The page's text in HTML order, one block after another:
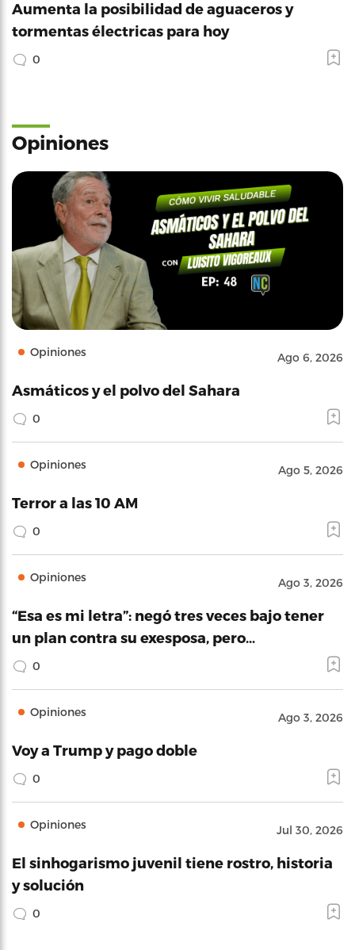
Aumenta la posibilidad de aguaceros y
tormentas électricas para hoy
0
Opiniones
Opiniones Ago 6, 2026
Asmáticos y el polvo del Sahara
0
Opiniones Ago 5, 2026
Terror a las 10 AM
0
Opiniones Ago 3, 2026
“Esa es mi letra”: negó tres veces bajo tener
un plan contra su exesposa, pero…
0
Opiniones Ago 3, 2026
Voy a Trump y pago doble
0
Opiniones Jul 30, 2026
El sinhogarismo juvenil tiene rostro, historia
y solución
0